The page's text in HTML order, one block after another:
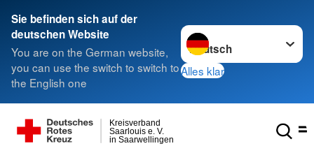
Sie befinden sich auf der
deutschen Website
You are on the German website,
you can use the switch to switch to
the English one
Sprache wechseln zu
Alles klar
in Saarwellingen
Saarlouis e. V.
Kreisverband